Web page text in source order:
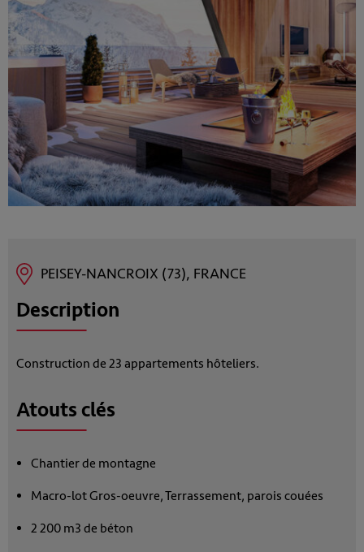
PEISEY-NANCROIX (73), FRANCE
Description
Construction de 23 appartements hôteliers.
Atouts clés
Chantier de montagne
Macro-lot Gros-oeuvre, Terrassement, parois couées
2 200 m3 de béton